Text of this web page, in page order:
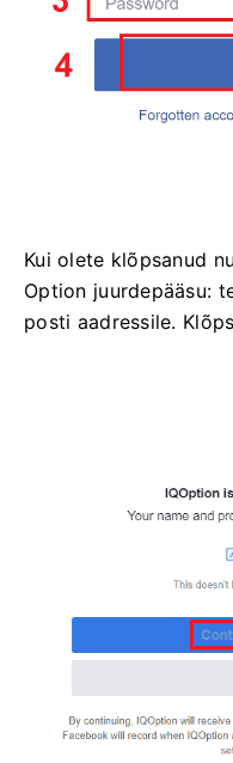
Kui olete klõpsanud
Option juurdepääsu:
posti aadressile.